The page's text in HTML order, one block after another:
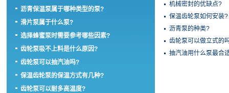
机械密封的优缺点?
保温齿轮泵如何安装?
沥青泵的种类?
齿轮泵可以做立式的
抽汽油用什么泵最合
沥青保温泵属于哪种类型的泵?
滑片泵属于什么泵?
选择蜂蜜泵时需要参考哪些因素?
齿轮泵吸不上料是什么原因?
齿轮泵可以抽汽油吗?
保温齿轮泵的保温方式有几种?
齿轮泵可以耐多高温度?